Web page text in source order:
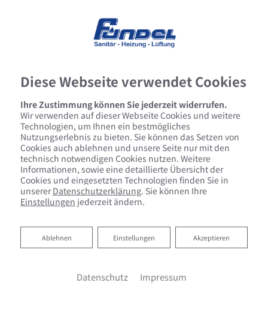
Diese Webseite verwendet Cookies
Ihre Zustimmung können Sie jederzeit widerrufen.
Wir verwenden auf dieser Webseite Cookies und weitere
Technologien, um Ihnen ein bestmögliches
Nutzungserlebnis zu bieten. Sie können das Setzen von
Cookies auch ablehnen und unsere Seite nur mit den
technisch notwendigen Cookies nutzen. Weitere
Informationen, sowie eine detaillierte Übersicht der
Cookies und eingesetzten Technologien finden Sie in
unsererDatenschutzerklärung. Sie können Ihre
Einstellungen jederzeit ändern.
Akzeptieren
Einstellungen
Ablehnen
Ablehnen
Datenschutz Impressum